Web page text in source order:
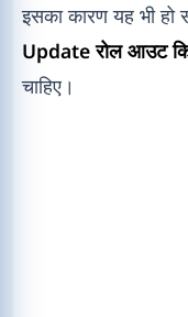
इसका कारण यह भी
Update रोल आउट
चाहिए।